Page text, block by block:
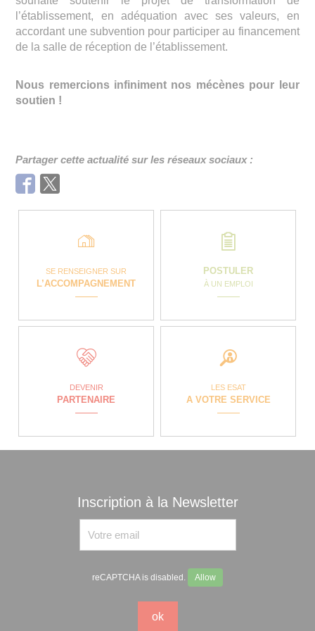
l’établissement, en adéquation avec ses valeurs, en
accordant une subvention pour participer au financement
de la salle de réception de l’établissement.
Nous remercions infiniment nos mécènes pour leur
soutien !
Partager cette actualité sur les réseaux sociaux :
Facebook
SE RENSEIGNER SUR
L’ACCOMPAGNEMENT
POSTULER
À UN EMPLOI
DEVENIR
PARTENAIRE
LES ESAT
A VOTRE SERVICE
Inscription à la Newsletter
reCAPTCHA is disabled. Allow
ok